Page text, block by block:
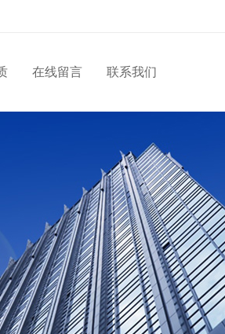
在线留言 联系我们